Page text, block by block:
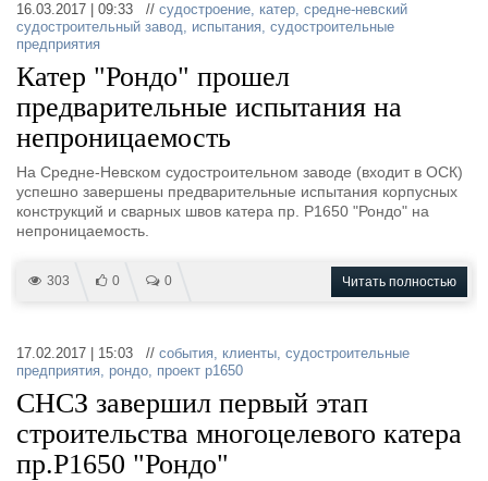
16.03.2017 | 09:33 // судостроение, катер, средне-невский
судостроительный завод, испытания, судостроительные
предприятия
Катер "Рондо" прошел
предварительные испытания на
непроницаемость
На Средне-Невском судостроительном заводе (входит в ОСК)
успешно завершены предварительные испытания корпусных
конструкций и сварных швов катера пр. Р1650 "Рондо" на
непроницаемость.
303 0 0 Читать полностью
17.02.2017 | 15:03 // события, клиенты, судостроительные
предприятия, рондо, проект р1650
СНСЗ завершил первый этап
строительства многоцелевого катера
пр.Р1650 "Рондо"